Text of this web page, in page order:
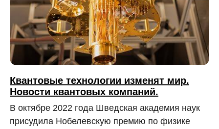
Квантовые технологии изменят мир.
Новости квантовых компаний.
В октябре 2022 года Шведская академия наук
присудила Нобелевскую премию по физике